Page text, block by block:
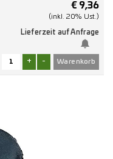
€ 9,36
(inkl. 20% Ust.)
Lieferzeit auf Anfrage
+ -